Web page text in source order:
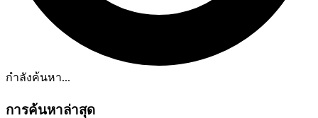
กำลังค้นหา...
การค้นหาล่าสุด